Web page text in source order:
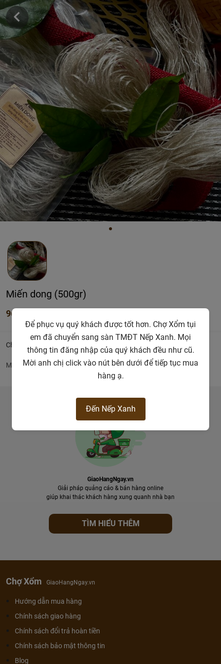
Miến dong (500gr)
96.000đ
Chi tiết
Miến dong
GiaoHangNgay.vn
Giải pháp quảng cáo & bán hàng online
giúp khai thác khách hàng xung quanh nhà bạn
TÌM HIỂU THÊM
Chợ Xổm GiaoHangNgay.vn
Hướng dẫn mua hàng
Chính sách giao hàng
Chính sách đổi trả hoàn tiền
Chính sách bảo mật thông tin
Blog
Để phục vụ quý khách được tốt hơn. Chợ Xổm tụi
em đã chuyển sang sàn TMĐT Nếp Xanh. Mọi
thông tin đăng nhập của quý khách đều như cũ.
Mời anh chị click vào nút bên dưới để tiếp tục mua
hàng ạ.
Đến Nếp Xanh